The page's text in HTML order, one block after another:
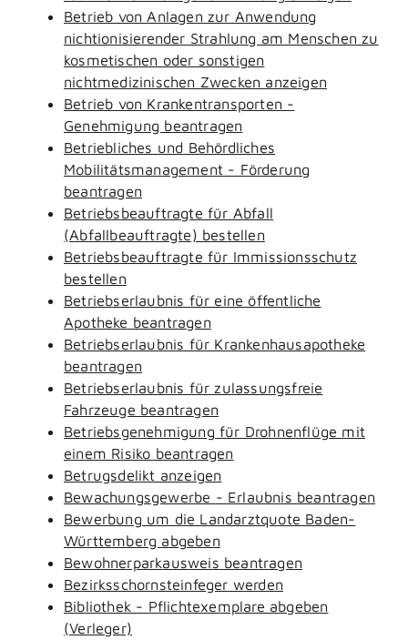
Betrieb von Anlagen zur Anwendung
nichtionisierender Strahlung am Menschen zu
kosmetischen oder sonstigen
nichtmedizinischen Zwecken anzeigen
Betrieb von Krankentransporten -
Genehmigung beantragen
Betriebliches und Behördliches
Mobilitätsmanagement - Förderung
beantragen
Betriebsbeauftragte für Abfall
(Abfallbeauftragte) bestellen
Betriebsbeauftragte für Immissionsschutz
bestellen
Betriebserlaubnis für eine öffentliche
Apotheke beantragen
Betriebserlaubnis für Krankenhausapotheke
beantragen
Betriebserlaubnis für zulassungsfreie
Fahrzeuge beantragen
Betriebsgenehmigung für Drohnenflüge mit
einem Risiko beantragen
Betrugsdelikt anzeigen
Bewachungsgewerbe - Erlaubnis beantragen
Bewerbung um die Landarztquote Baden-
Württemberg abgeben
Bewohnerparkausweis beantragen
Bezirksschornsteinfeger werden
Bibliothek - Pflichtexemplare abgeben
(Verleger)